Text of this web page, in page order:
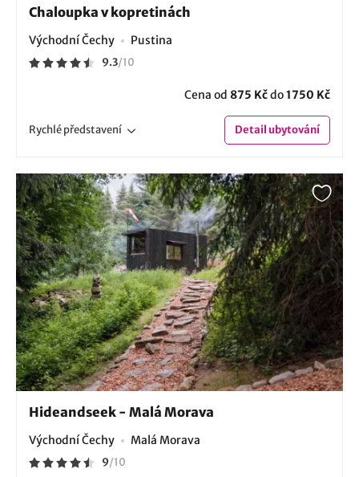
Chaloupka v kopretinách
Východní Čechy Pustina
9.3/10
Cena od 875 Kčdo1750 Kč
Rychlépředstavení Detailubytování
Hideandseek - Malá Morava
Východní Čechy Malá Morava
9/10